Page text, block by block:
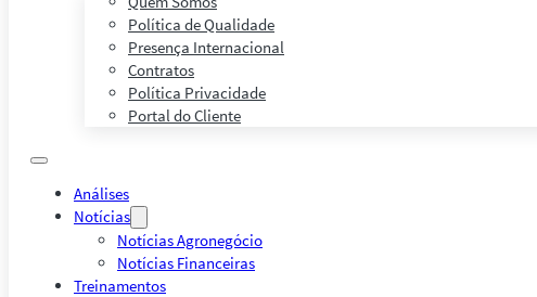
Política de Qualidade
Presença Internacional
Contratos
Política Privacidade
Portal do Cliente
Análises
Notícias
Notícias Agronegócio
Notícias Financeiras
Treinamentos